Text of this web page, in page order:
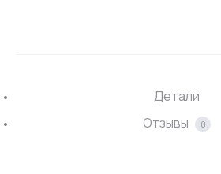
Детали
Отзывы
0